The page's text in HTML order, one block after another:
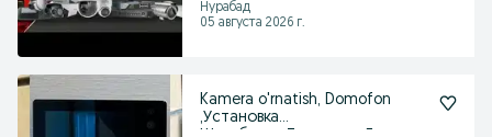
Нурабад
05 августа 2026 г.
Kamera o'rnatish, Domofon
,Установка